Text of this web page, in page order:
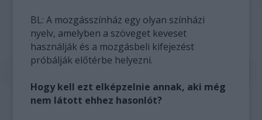
BL: A mozgásszínház egy olyan színházi
nyelv, amelyben a szöveget keveset
használják és a mozgásbeli kifejezést
próbálják előtérbe helyezni.
Hogy kell ezt elképzelnie annak, aki még
nem látott ehhez hasonlót?